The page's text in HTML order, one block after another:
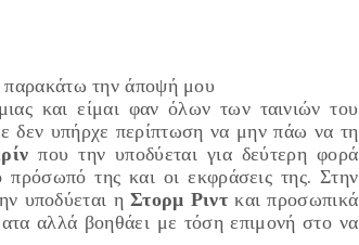
παρακάτω την άποψή μου
μιας και είμαι φαν όλων των ταινιών του
δεν υπήρχε περίπτωση να μην πάω να τη
που την υποδύεται για δεύτερη φορά
της και οι εκφράσεις της. Στην
υποδύεται ηΣτορμ Ριντ και προσωπικά
αλλά βοηθάει με τόση επιμονή στο να